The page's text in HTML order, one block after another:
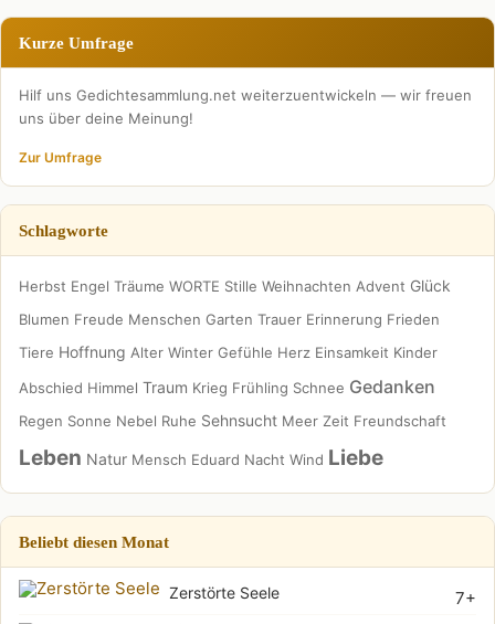
Kurze Umfrage
Hilf uns Gedichtesammlung.net weiterzuentwickeln — wir freuen
uns über deine Meinung!
Zur Umfrage
Schlagworte
Herbst Engel Träume WORTE Stille Weihnachten Advent Glück
Blumen Freude Menschen Garten Trauer Erinnerung Frieden
Tiere Hoffnung Alter Winter Gefühle Herz Einsamkeit Kinder
Abschied Himmel Traum Krieg Frühling Schnee Gedanken
Regen Sonne Nebel Ruhe Sehnsucht Meer Zeit Freundschaft
Leben Natur Mensch Eduard Nacht Wind Liebe
Beliebt diesen Monat
7+
Zerstörte Seele